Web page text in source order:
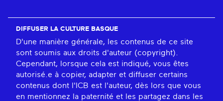
DIFFUSER LA CULTURE BASQUE
D'une manière générale, les contenus de ce site
sont soumis aux droits d'auteur (copyright).
Cependant, lorsque cela est indiqué, vous êtes
autorisé.e à copier, adapter et diffuser certains
contenus dont l'ICB est l'auteur, dès lors que vous
en mentionnez la paternité et les partagez dans les